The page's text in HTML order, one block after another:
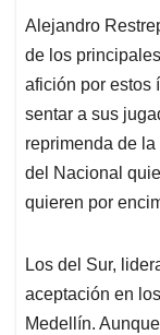
Alejandro
de los
afición por estos
sentar a sus
reprimenda de
del Nacional
quieren por
Los del Sur,
aceptación en
Medellín.